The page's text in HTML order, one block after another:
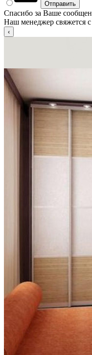
Спасибо за Ваше
Наш менеджер свяжется